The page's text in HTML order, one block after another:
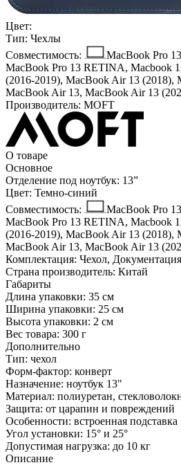
Цвет:
Тип: Чехлы
Совместимость:
MacBook Pro
MacBook Pro 13 RETINA, Macbook
(2016-2019), MacBook Air 13 (2018),
MacBook Air 13, MacBook Air 13
Производитель: MOFT
О товаре
Основное
Отделение под ноутбук: 13ˮ
Цвет: Темно-синий
Совместимость:
MacBook Pro
MacBook Pro 13 RETINA, Macbook
(2016-2019), MacBook Air 13 (2018),
MacBook Air 13, MacBook Air 13
Комплектация: Чехол, Документация
Страна производитель: Китай
Габариты
Длина упаковки: 35 см
Ширина упаковки: 25 см
Высота упаковки: 2 см
Вес товара: 300 г
Дополнительно
Тип: чехол
Форм-фактор: конверт
Назначение: ноутбук 13"
Материал: полиуретан,
Защита: от царапин и повреждений
Особенности: встроенная подставка
Угол установки: 15° и 25°
Допустимая нагрузка: до 10 кг
Описание